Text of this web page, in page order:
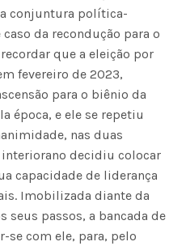
conjuntura política-
da recondução para o
que a eleição por
fevereiro de 2023,
para o biênio da
época, e ele se repetiu
nas duas
decidiu colocar
capacidade de liderança
Imobilizada diante da
seus passos, a bancada de
com ele, para, pelo